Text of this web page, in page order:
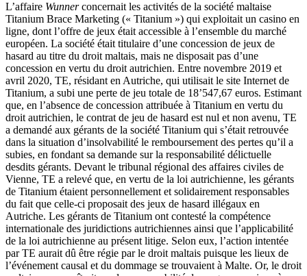
L’affaire Wunnerconcernait les activités de la société maltaise
Titanium Brace Marketing (« Titanium ») qui exploitait un casino en
ligne, dont l’offre de jeux était accessible à l’ensemble du marché
européen. La société était titulaire d’une concession de jeux de
hasard au titre du droit maltais, mais ne disposait pas d’une
concession en vertu du droit autrichien. Entre novembre 2019 et
avril 2020, TE, résidant en Autriche, qui utilisait le site Internet de
Titanium, a subi une perte de jeu totale de 18’547,67 euros. Estimant
que, en l’absence de concession attribuée à Titanium en vertu du
droit autrichien, le contrat de jeu de hasard est nul et non avenu, TE
a demandé aux gérants de la société Titanium qui s’était retrouvée
dans la situation d’insolvabilité le remboursement des pertes qu’il a
subies, en fondant sa demande sur la responsabilité délictuelle
desdits gérants. Devant le tribunal régional des affaires civiles de
Vienne, TE a relevé que, en vertu de la loi autrichienne, les gérants
de Titanium étaient personnellement et solidairement responsables
du fait que celle-ci proposait des jeux de hasard illégaux en
Autriche. Les gérants de Titanium ont contesté la compétence
internationale des juridictions autrichiennes ainsi que l’applicabilité
de la loi autrichienne au présent litige. Selon eux, l’action intentée
par TE aurait dû être régie par le droit maltais puisque les lieux de
l’événement causal et du dommage se trouvaient à Malte. Or, le droit